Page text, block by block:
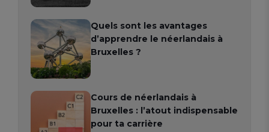
Quels sont les avantages
d’apprendre le néerlandais à
Bruxelles ?
Cours de néerlandais à
Bruxelles : l’atout indispensable
pour ta carrière